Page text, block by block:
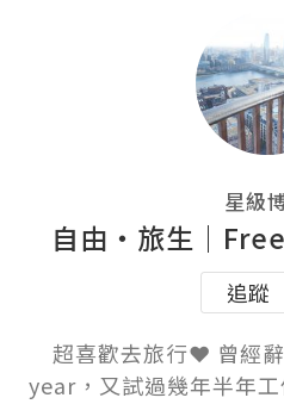
星級
自由・旅生｜
追蹤
超喜歡去旅行❤️ 曾經
year，又試過幾年半年